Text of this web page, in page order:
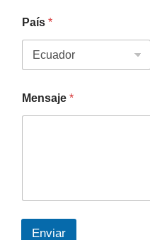
País *
Mensaje *
Enviar